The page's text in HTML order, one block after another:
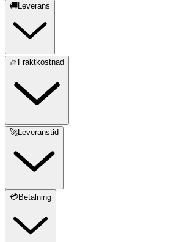
🚚Leverans
🧺Fraktkostnad
🚀Leveranstid
💳Betalning